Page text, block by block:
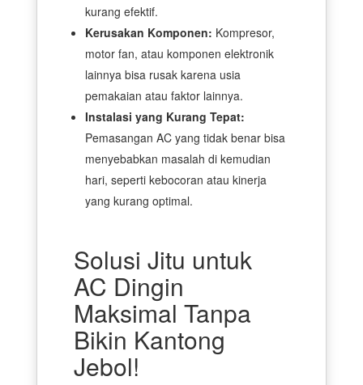
kurang efektif.
Kerusakan Komponen: Kompresor,
motor fan, atau komponen elektronik
lainnya bisa rusak karena usia
pemakaian atau faktor lainnya.
Instalasi yang Kurang Tepat:
Pemasangan AC yang tidak benar bisa
menyebabkan masalah di kemudian
hari, seperti kebocoran atau kinerja
yang kurang optimal.
Solusi Jitu untuk
AC Dingin
Maksimal Tanpa
Bikin Kantong
Jebol!